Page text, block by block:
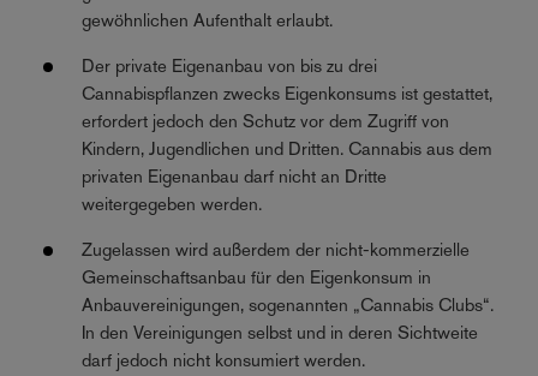
gewöhnlichen Aufenthalt erlaubt.
Der private Eigenanbau von bis zu drei
Cannabispflanzen zwecks Eigenkonsums ist gestattet,
erfordert jedoch den Schutz vor dem Zugriff von
Kindern, Jugendlichen und Dritten. Cannabis aus dem
privaten Eigenanbau darf nicht an Dritte
weitergegeben werden.
Zugelassen wird außerdem der nicht-kommerzielle
Gemeinschaftsanbau für den Eigenkonsum in
Anbauvereinigungen, sogenannten „Cannabis Clubs“.
In den Vereinigungen selbst und in deren Sichtweite
darf jedoch nicht konsumiert werden.